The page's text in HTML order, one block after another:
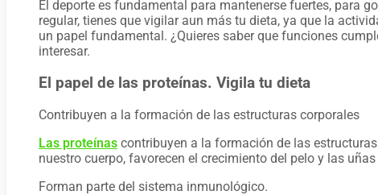
El deporte es fundamental para mantenerse fuertes, para
regular, tienes que vigilar aun más tu dieta, ya que la
un papel fundamental. ¿Quieres saber que funciones
interesar.
El papel de las proteínas. Vigila tu dieta
Contribuyen a la formación de las estructuras corporales
Las proteínas contribuyen a la formación de las
nuestro cuerpo, favorecen el crecimiento del pelo y las
Forman parte del sistema inmunológico.